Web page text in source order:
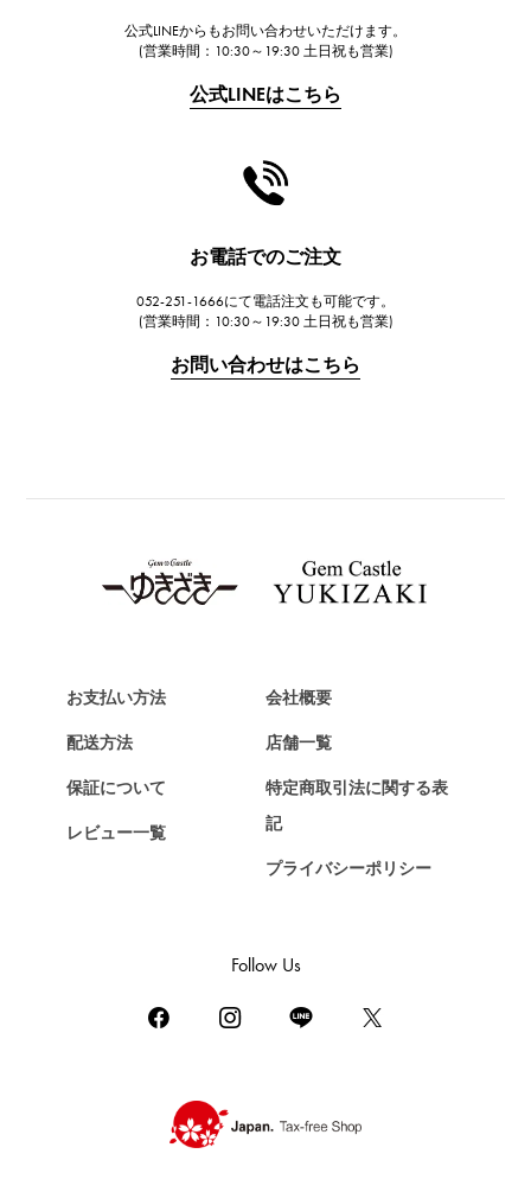
フランク・ミュラー
Van Cleef & Arpels
ヴァンクリーフ&アーペル
Chopard
ゼニス
DAMIANI
公式LINEからもお問い合わせいただけます。
(営業時間：10:30～19:30 土日祝も営業)
公式LINEはこちら
お電話でのご注文
052-251-1666にて電話注文も可能です。
(営業時間：10:30～19:30 土日祝も営業)
お問い合わせはこちら
お支払い方法
配送方法
保証について
レビュー一覧
会社概要
店舗一覧
特定商取引法に関する表
記
プライバシーポリシー
Follow Us